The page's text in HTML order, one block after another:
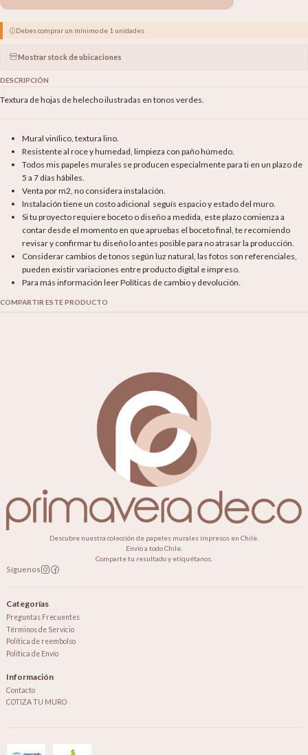
Debes comprar un mínimo de 1 unidades
Mostrar stock de ubicaciones
DESCRIPCIÓN
Textura de hojas de helecho ilustradas en tonos verdes.
Mural vinílico, textura lino.
Resistente al roce y humedad, limpieza con paño húmedo.
Todos mis papeles murales se producen especialmente para ti en un plazo de
5 a 7 días hábiles.
Venta por m2, no considera instalación.
Instalación tiene un costo adicional seguís espacio y estado del muro.
Si tu proyecto requiere boceto o diseño a medida, este plazo comienza a
contar desde el momento en que apruebas el boceto final, te recomiendo
revisar y confirmar tu diseño lo antes posible para no atrasar la producción.
Considerar cambios de tonos según luz natural, las fotos son referenciales,
pueden existir variaciones entre producto digital e impreso.
Para más información leer Políticas de cambio y devolución.
COMPARTIR ESTE PRODUCTO
Descubre nuestra colección de papeles murales impresos en Chile.
Envío a todo Chile.
Comparte tu resultado y etiquétanos.
Síguenos
Categorías
Preguntas Frecuentes
Términos de Servicio
Política de reembolso
Política de Envío
Información
Contacto
COTIZA TU MURO